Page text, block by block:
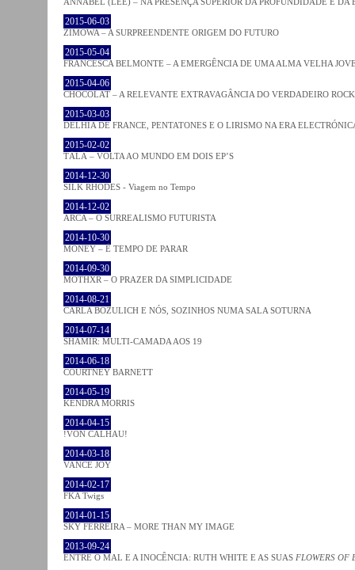
2015-06-03
ZIMOWA – A SURPREENDENTE ORIGEM DO FUTURO
2015-05-04
FRANCESCA BELMONTE – A EMERGÊNCIA DE UMA ALMA VELHA
2015-04-06
CHOCOLAT – A RELEVANTE EXTRAVAGÂNCIA DO VERDADEIRO ROCK
2015-03-03
DELHIA DE FRANCE, PENTATONES E O LIRISMO NA ERA
2015-02-02
TĀLĀ – VOLTA AO MUNDO EM DOIS EP’S
2014-12-30
SILK RHODES - Viagem no Tempo
2014-12-02
ARCA – O SURREALISMO FUTURISTA
2014-10-30
MONEY – É TEMPO DE PARAR
2014-09-30
MOTHXR – O PRAZER DA SIMPLICIDADE
2014-08-21
CARLA BOZULICH E NÓS, SOZINHOS NUMA SALA SOTURNA
2014-07-14
SHAMIR: MULTI-CAMADA AOS 19
2014-06-18
COURTNEY BARNETT
2014-05-19
KENDRA MORRIS
2014-04-15
!VON CALHAU!
2014-03-18
VANCE JOY
2014-02-17
FKA Twigs
2014-01-15
SKY FERREIRA – MORE THAN MY IMAGE
2013-09-24
ENTRE O MAL E A INOCÊNCIA: RUTH WHITE E AS SUAS FLOWERS OF